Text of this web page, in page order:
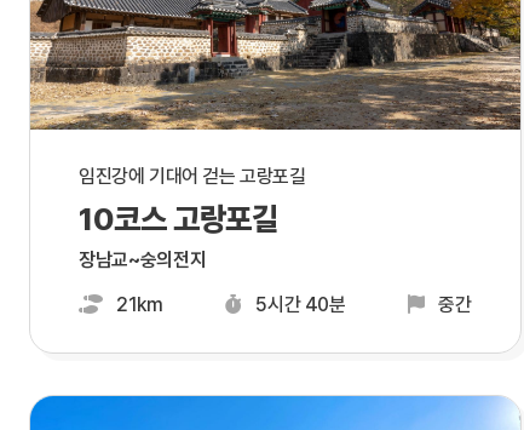
임진강에 기대어 걷는 고랑포길
10코스 고랑포길
장남교~숭의전지
21km
5시간 40분 중간